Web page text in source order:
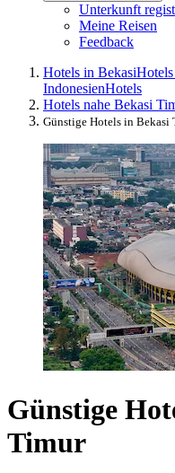
Unterkunft
Meine Reisen
Feedback
Hotels in BekasiHotels
IndonesienHotels
Hotels nahe Bekasi
Günstige Hotels in Bekasi
Günstige
Timur